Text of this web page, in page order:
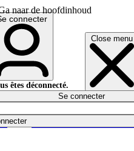
naar de hoofdinhoud
Close menu
connecter
êtes déconnecté.
Se connecter